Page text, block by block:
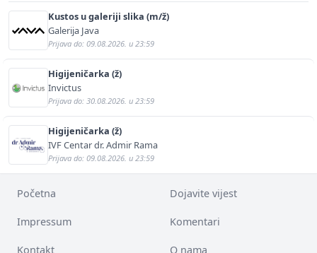
Kustos u galeriji slika (m/ž)
Galerija Java
Prijava do: 09.08.2026. u 23:59
Higijeničarka (ž)
Invictus
Prijava do: 30.08.2026. u 23:59
Higijeničarka (ž)
IVF Centar dr. Admir Rama
Prijava do: 09.08.2026. u 23:59
Početna Dojavite vijest
Impressum Komentari
Kontakt O nama